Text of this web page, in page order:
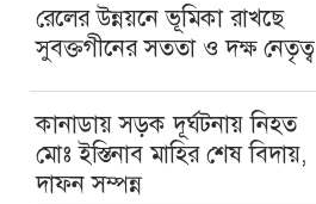
রেলের উন্নয়নে ভূমিকা রাখছে
সুবক্তগীনের সততা ও দক্ষ নেতৃত্ব
কানাডায় সড়ক দূর্ঘটনায় নিহত
মোঃ ইস্তিনাব মাহির শেষ বিদায়,
দাফন সম্পন্ন